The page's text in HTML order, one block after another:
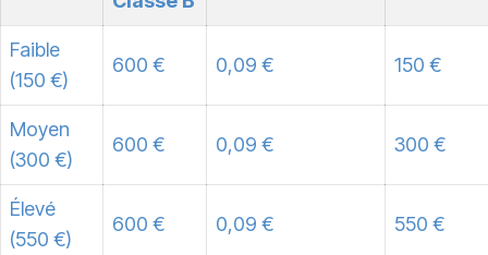
Faible
(150 €)
600 € 0,09 € 150 €
Moyen
(300 €)
600 € 0,09 € 300 €
Élevé
(550 €)
600 € 0,09 € 550 €